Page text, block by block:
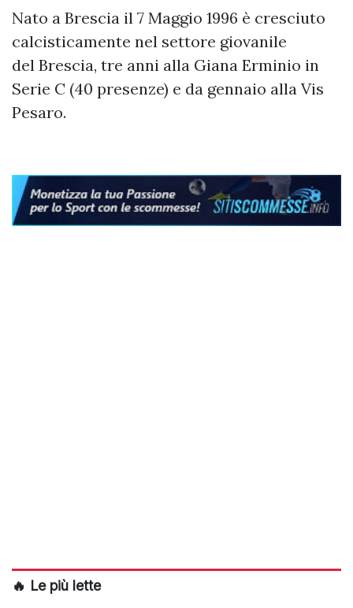
Nato a Brescia il 7 Maggio 1996 è cresciuto
calcisticamente nel settore giovanile
del Brescia, tre anni alla Giana Erminio in
Serie C (40 presenze) e da gennaio alla Vis
Pesaro.
🔥 Le più lette